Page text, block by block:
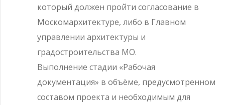
который должен пройти согласование в
Москомархитектуре, либо в Главном
управлении архитектуры и
градостроительства МО.
Выполнение стадии «Рабочая
документация» в объёме, предусмотренном
составом проекта и необходимым для